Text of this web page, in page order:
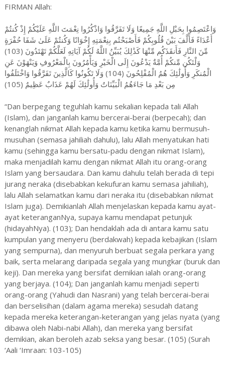
FIRMAN Allah:
وَاعْتَصِمُوا بِحَبْلِ اللَّهِ جَمِيعًا وَلَا تَفَرَّقُوا وَاذْكُرُوا نِعْمَتَ اللَّهِ عَلَيْكُمْ إِذْ كُنتُمْ
أَعْدَاءً فَأَلَّفَ بَيْنَ قُلُوبِكُمْ فَأَصْبَحْتُم بِنِعْمَتِهِ إِخْوَانًا وَكُنتُمْ عَلَىٰ شَفَا حُفْرَةٍ
مِّنَ النَّارِ فَأَنقَذَكُم مِّنْهَا كَذَٰلِكَ يُبَيِّنُ اللَّهُ لَكُمْ آيَاتِهِ لَعَلَّكُمْ تَهْتَدُونَ (103)
وَلْتَكُن مِّنكُمْ أُمَّةٌ يَدْعُونَ إِلَى الْخَيْرِ وَيَأْمُرُونَ بِالْمَعْرُوفِ وَيَنْهَوْنَ عَنِ
الْمُنكَرِ وَأُولَٰئِكَ هُمُ الْمُفْلِحُونَ (104) وَلَا تَكُونُوا كَالَّذِينَ تَفَرَّقُوا وَاخْتَلَفُوا
مِن بَعْدِ مَا جَاءَهُمُ الْبَيِّنَاتُ وَأُولَٰئِكَ لَهُمْ عَذَابٌ عَظِيمٌ (105)
“Dan berpegang teguhlah kamu sekalian kepada tali Allah
(Islam), dan janganlah kamu bercerai-berai (berpecah); dan
kenanglah nikmat Allah kepada kamu ketika kamu bermusuh-
musuhan (semasa jahiliah dahulu), lalu Allah menyatukan hati
kamu (sehingga kamu bersatu-padu dengan nikmat Islam),
maka menjadilah kamu dengan nikmat Allah itu orang-orang
Islam yang bersaudara. Dan kamu dahulu telah berada di tepi
jurang neraka (disebabkan kekufuran kamu semasa jahiliah),
lalu Allah selamatkan kamu dari neraka itu (disebabkan nikmat
Islam juga). Demikianlah Allah menjelaskan kepada kamu ayat-
ayat keteranganNya, supaya kamu mendapat petunjuk
(hidayahNya). (103); Dan hendaklah ada di antara kamu satu
kumpulan yang menyeru (berdakwah) kepada kebajikan (Islam
yang sempurna), dan menyuruh berbuat segala perkara yang
baik, serta melarang daripada segala yang mungkar (buruk dan
keji). Dan mereka yang bersifat demikian ialah orang-orang
yang berjaya. (104); Dan janganlah kamu menjadi seperti
orang-orang (Yahudi dan Nasrani) yang telah bercerai-berai
dan berselisihan (dalam agama mereka) sesudah datang
kepada mereka keterangan-keterangan yang jelas nyata (yang
dibawa oleh Nabi-nabi Allah), dan mereka yang bersifat
demikian, akan beroleh azab seksa yang besar. (105) (Surah
‘Aali ‘Imraan: 103-105)